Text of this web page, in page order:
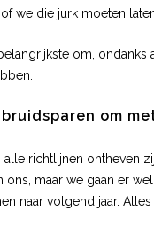
we die jurk moeten
om,
om
richtlijnen ontheven
maar we gaan er
naar volgend jaar.